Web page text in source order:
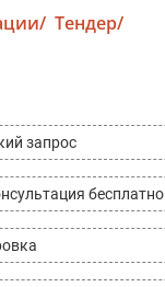
Тендер/
запрос
бесплатно